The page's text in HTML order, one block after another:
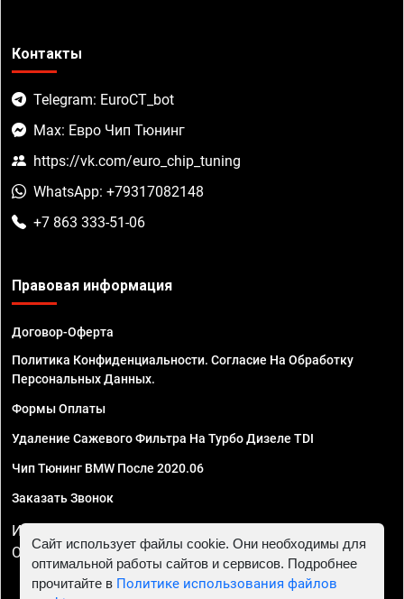
Контакты
Telegram: EuroCT_bot
Max: Евро Чип Тюнинг
https://vk.com/euro_chip_tuning
WhatsApp: +79317082148
+7 863 333-51-06
Правовая информация
Договор-Оферта
Политика Конфиденциальности. Согласие На Обработку
Персональных Данных.
Формы Оплаты
Удаление Сажевого Фильтра На Турбо Дизеле TDI
Чип Тюнинг BMW После 2020.06
Заказать Звонок
ИП Смирнов Георгий Павлович. ИНН 781302555843,
ОГРНИП 324470400032610
Сайт использует файлы cookie. Они необходимы для
оптимальной работы сайтов и сервисов. Подробнее
прочитайте в Политике использования файлов